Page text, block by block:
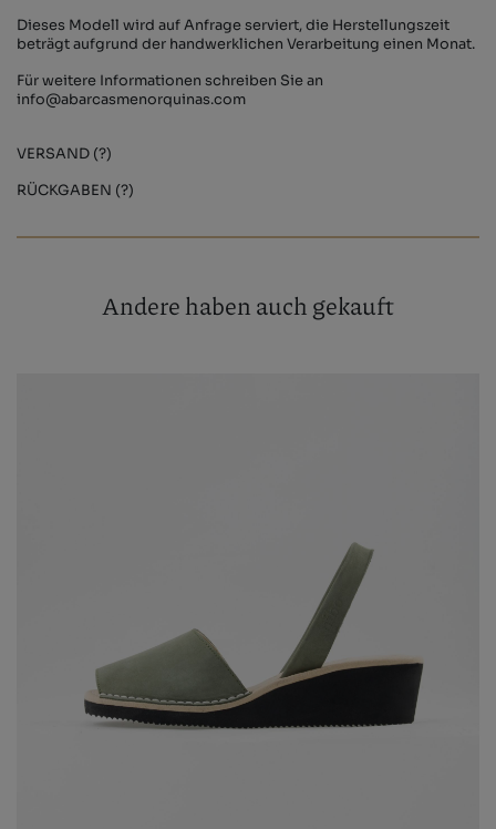
Dieses Modell wird auf Anfrage serviert, die Herstellungszeit
beträgt aufgrund der handwerklichen Verarbeitung einen Monat.
Für weitere Informationen schreiben Sie an
info@abarcasmenorquinas.com
VERSAND (?)
RÜCKGABEN (?)
Andere haben auch gekauft